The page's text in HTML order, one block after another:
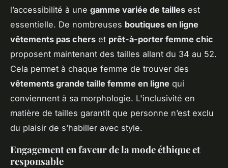
l’accessibilité à une gamme variée de tailles est
essentielle. De nombreuses boutiques en ligne
vêtements pas chers et prêt-à-porter femme chic
proposent maintenant des tailles allant du 34 au 52.
Cela permet à chaque femme de trouver des
vêtements grande taille femme en ligne qui
conviennent à sa morphologie. L'inclusivité en
matière de tailles garantit que personne n’est exclu
du plaisir de s’habiller avec style.
Engagement en faveur de la mode éthique et
responsable